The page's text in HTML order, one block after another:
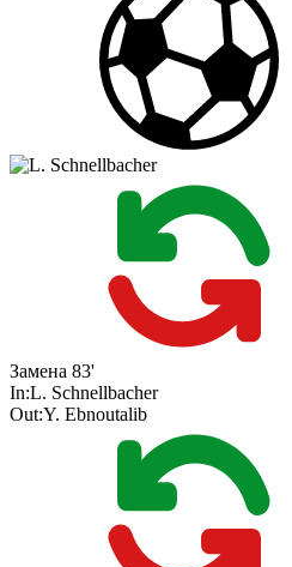
Замена 83'
In:L. Schnellbacher
Out:Y. Ebnoutalib